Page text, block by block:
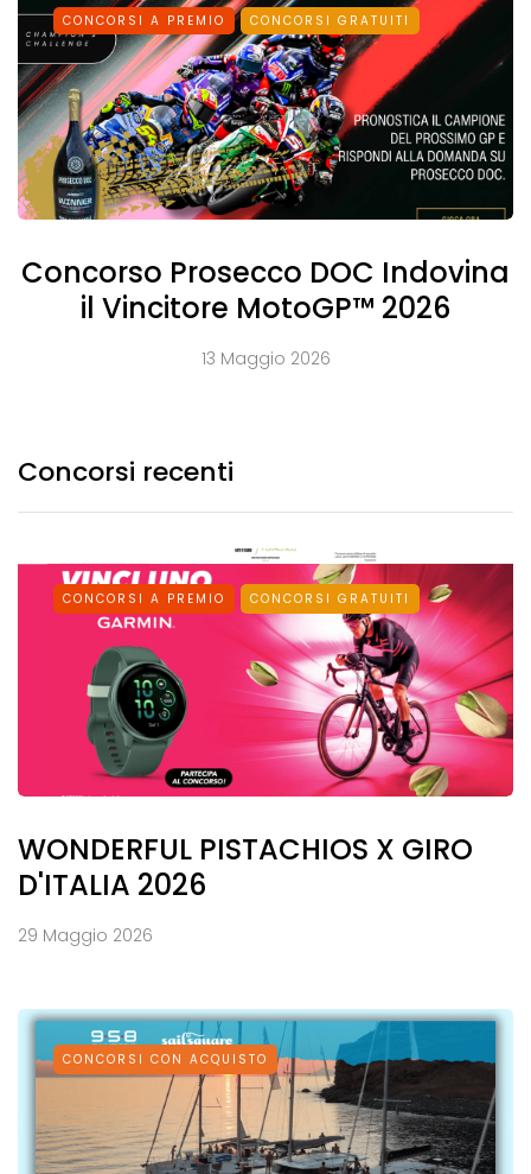
CONCORSI A PREMIO CONCORSI GRATUITI
Concorso Prosecco DOC Indovina
il Vincitore MotoGP™ 2026
13 Maggio 2026
Concorsi recenti
CONCORSI A PREMIO CONCORSI GRATUITI
WONDERFUL PISTACHIOS X GIRO
D'ITALIA 2026
29 Maggio 2026
CONCORSI CON ACQUISTO